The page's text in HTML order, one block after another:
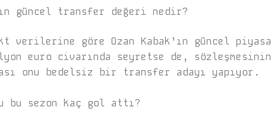
güncel transfer değeri nedir?
verilerine göre Ozan Kabak’ın güncel piyasa
euro civarında seyretse de, sözleşmesinin
onu bedelsiz bir transfer adayı yapıyor.
bu sezon kaç gol attı?